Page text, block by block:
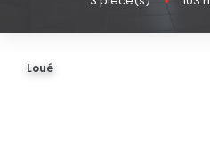
Loué